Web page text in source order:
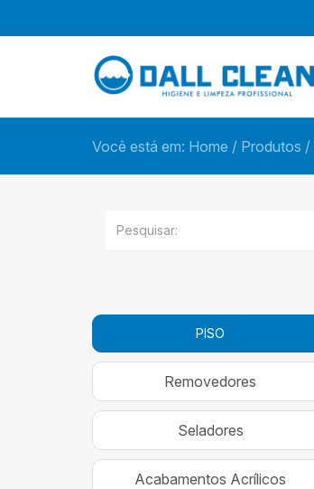
Você está em: Home / Produtos /
PISO
Removedores
Seladores
Acabamentos Acrílicos